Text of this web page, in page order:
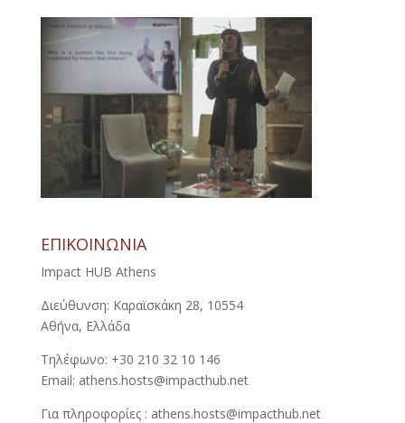
ΕΠΙΚΟΙΝΩΝΙΑ
Impact HUB Athens
Διεύθυνση: Καραϊσκάκη 28, 10554
Αθήνα, Ελλάδα
Τηλέφωνο: +30 210 32 10 146
Email: athens.hosts@impacthub.net
Για πληροφορίες : athens.hosts@impacthub.net